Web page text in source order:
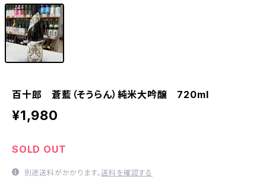
百十郎 蒼藍（そうらん）純米大吟醸 720ml
¥1,980
SOLD OUT
別途送料がかかります。送料を確認する